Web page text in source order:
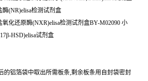
酶(NR)elisa检测试剂盒
氧化还原酶(NXR)elisa检测试剂盒BY-M02090 小
HSD)elisa试剂盒
的铝箔袋中取出所需板条,剩余板条用自封袋密封